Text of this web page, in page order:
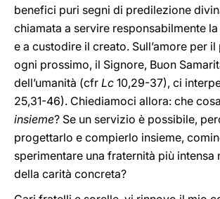
benefici puri segni di predilezione
chiamata a servire responsabilmente
e a custodire il creato. Sull’amore per
ogni prossimo, il Signore, Buon
dell’umanità (cfr Lc 10,29-37), ci
25,31-46). Chiediamoci allora: che
insieme? Se un servizio è possibile,
progettarlo e compierlo insieme,
sperimentare una fraternità più intensa
della carità concreta?